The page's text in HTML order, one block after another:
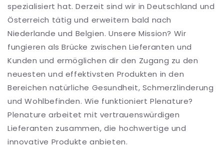
spezialisiert hat. Derzeit sind wir in Deutschland und
Österreich tätig und erweitern bald nach
Niederlande und Belgien. Unsere Mission? Wir
fungieren als Brücke zwischen Lieferanten und
Kunden und ermöglichen dir den Zugang zu den
neuesten und effektivsten Produkten in den
Bereichen natürliche Gesundheit, Schmerzlinderung
und Wohlbefinden. Wie funktioniert Plenature?
Plenature arbeitet mit vertrauenswürdigen
Lieferanten zusammen, die hochwertige und
innovative Produkte anbieten.